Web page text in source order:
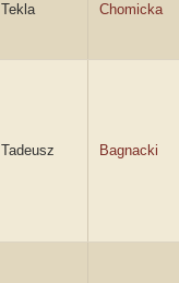
Tekla Chomicka
Tadeusz Bagnacki